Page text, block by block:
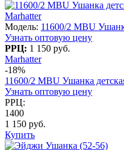
Marhatter
Модель: 11600/2 MBU
Узнать оптовую цену
РРЦ: 1 150 руб.
Marhatter
-18%
11600/2 MBU Ушанка
Узнать оптовую цену
РРЦ:
1400
1 150 руб.
Купить